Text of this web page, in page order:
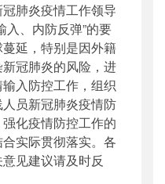
厅明电
肺炎疫情工作领导
入、内防反弹”的要
延，特别是因外籍
冠肺炎的风险，进
入防控工作，组织
员新冠肺炎疫情防
化疫情防控工作的
实际贯彻落实。各
见建议请及时反